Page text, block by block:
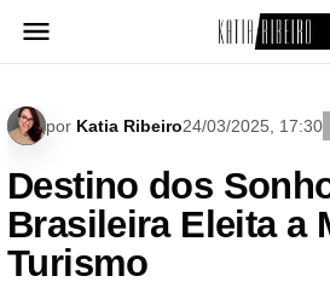
para
por Katia Ribeiro24/03/2025, 17:30
Destino dos
Brasileira Eleita a
Turismo